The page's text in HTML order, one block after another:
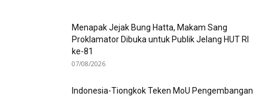
Menapak Jejak Bung Hatta, Makam Sang
Proklamator Dibuka untuk Publik Jelang HUT RI
ke-81
07/08/2026
Indonesia-Tiongkok Teken MoU Pengembangan